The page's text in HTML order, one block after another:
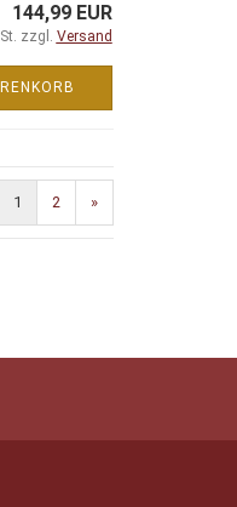
144,99 EUR
zzgl. Versand
1 2 »